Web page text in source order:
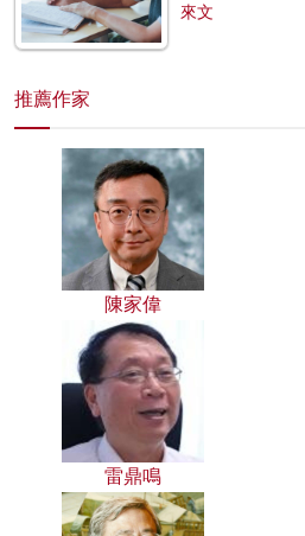
來文
推薦作家
陳家偉
雷鼎鳴